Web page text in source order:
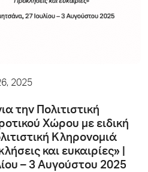
2025
την Πολιτιστική
Χώρου με ειδική
Κληρονομιά
και ευκαιρίες» |
– 3 Αυγούστου 2025